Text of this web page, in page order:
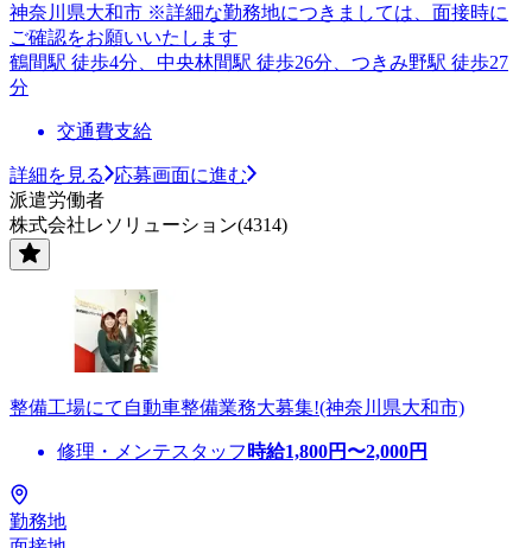
神奈川県大和市 ※詳細な勤務地につきましては、面接時に
ご確認をお願いいたします
鶴間駅 徒歩4分、中央林間駅 徒歩26分、つきみ野駅 徒歩27
分
交通費支給
詳細を見る
応募画面に進む
派遣労働者
株式会社レソリューション(4314)
整備工場にて自動車整備業務大募集!(神奈川県大和市)
修理・メンテスタッフ 時給1,800円〜2,000円
勤務地